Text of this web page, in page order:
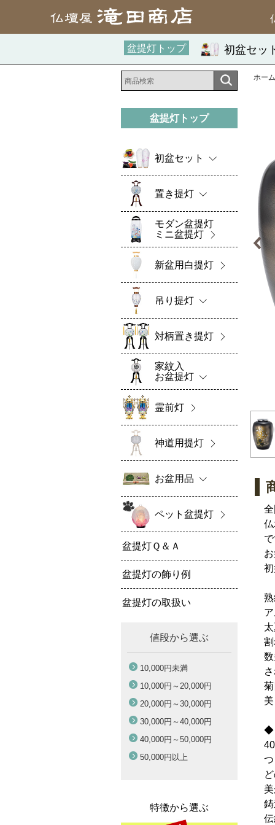
盆提灯トップ 初盆セッ
ホーム
◆
盆提灯トップ
初盆セット
置き提灯
モダン盆提灯
ミニ盆提灯
新盆用白提灯
吊り提灯
対柄置き提灯
家紋入
お盆提灯
霊前灯
神道用提灯
お盆用品
ペット盆提灯
盆提灯Ｑ＆Ａ
盆提灯の飾り例
盆提灯の取扱い
値段から選ぶ
10,000円未満
10,000円～ 20,000円
20,000円～ 30,000円
30,000円～ 40,000円
40,000円～ 50,000円
50,000円 以上
特徴から選ぶ